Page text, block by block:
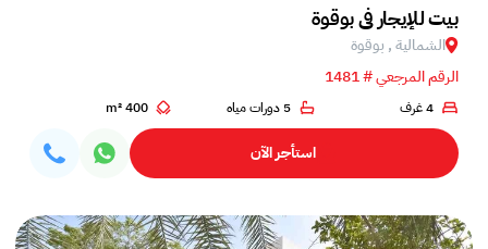
بيت للإيجار في بوقوة
الشمالية , بوقوة
الرقم المرجعي # 1481
4 غرف 5 دورات مياه 400 m²
استأجر الآن